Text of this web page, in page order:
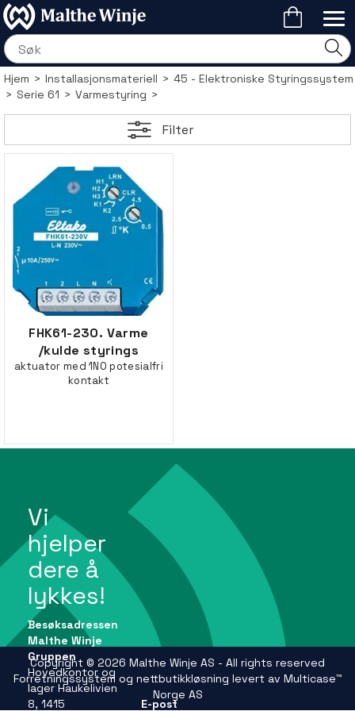
Hjem>Installasjonsmateriell>45 - Elektroniske Styringssystem
>Serie 61>Varmestyring>
Filter
FHK61-230. Varme
/kulde styrings
aktuator med 1NO potesialfri
kontakt
Vi
hjelper
dere å
lykkes!
Besøksadressen
Malthe Winje
Gruppen
Hovedkontor og
lager Haukelivien
8, 1415
E-post
Copyright © 2026 Malthe Winje AS - All rights reserved
Forretningssystem og nettbutikkløsning levert av Multicase™
Norge AS